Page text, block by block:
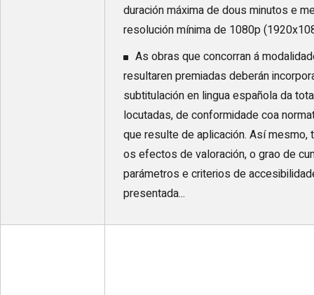
duración máxima de dous minutos e
resolución mínima de 1080p
As obras que concorran á
resultaren premiadas deberán
subtitulación en lingua española da
locutadas, de conformidade coa
que resulte de aplicación. Así mesmo,
os efectos de valoración, o grao de
parámetros e criterios de
presentada...